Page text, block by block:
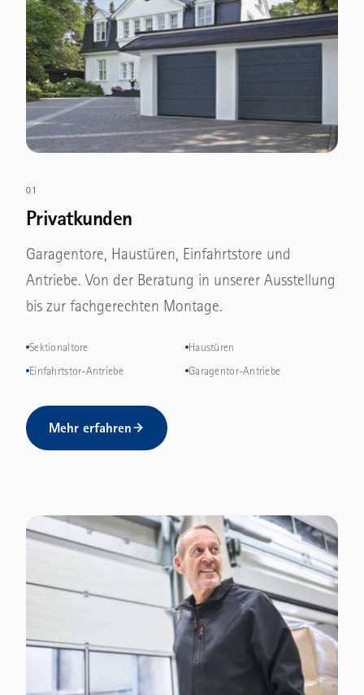
01
Privatkunden
Garagentore, Haustüren, Einfahrtstore und
Antriebe. Von der Beratung in unserer Ausstellung
bis zur fachgerechten Montage.
Sektionaltore
Haustüren
Einfahrtstor-Antriebe
Garagentor-Antriebe
Mehr erfahren